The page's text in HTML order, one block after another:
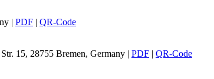
| PDF | QR-Code
15, 28755 Bremen, Germany | PDF | QR-Code